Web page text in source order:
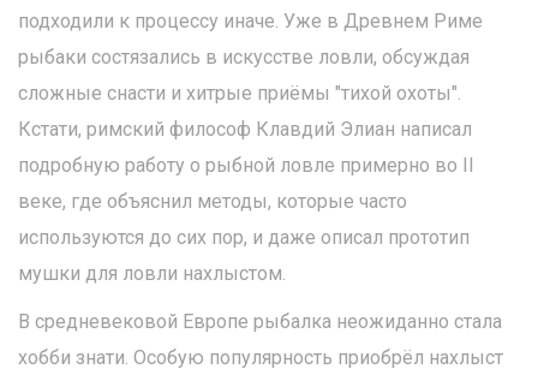
подходили к процессу иначе. Уже в Древнем Риме
рыбаки состязались в искусстве ловли, обсуждая
сложные снасти и хитрые приёмы "тихой охоты".
Кстати, римский философ Клавдий Элиан написал
подробную работу о рыбной ловле примерно во II
веке, где объяснил методы, которые часто
используются до сих пор, и даже описал прототип
мушки для ловли нахлыстом.
В средневековой Европе рыбалка неожиданно стала
хобби знати. Особую популярность приобрёл нахлыст